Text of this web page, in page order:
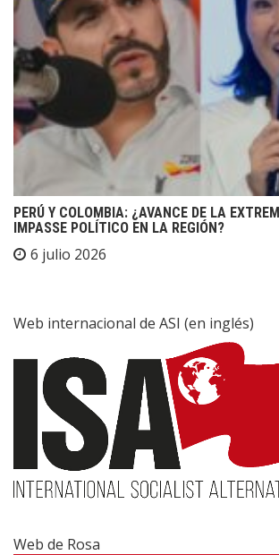
PERÚ Y COLOMBIA: ¿AVANCE DE LA
IMPASSE POLÍTICO EN LA REGIÓN?
6 julio 2026
Web internacional de ASI (en inglés)
Web de Rosa